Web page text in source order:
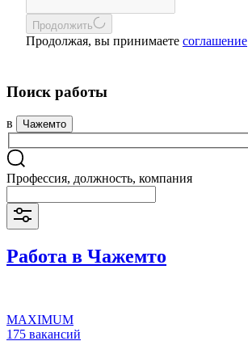
Продолжить
Продолжая, вы принимаете соглашение
Поиск работы
в Чажемто
Профессия, должность, компания
Работа в Чажемто
MAXIMUM
175 вакансий